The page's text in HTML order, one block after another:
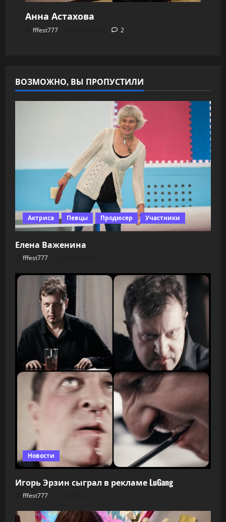
Анна Астахова
fffest777 2
ВОЗМОЖНО, ВЫ ПРОПУСТИЛИ
Актриса Певцы Продюсер Участники
Елена Важенина
fffest777
Новости
Игорь Эрзин сыграл в рекламе LuGang
fffest777